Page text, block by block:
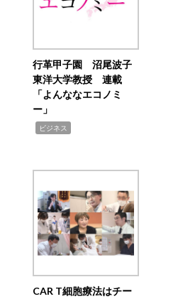
行革甲子園 沼尾波子
東洋大学教授 連載
「よんななエコノミ
ー」
ビジネス
CAR T細胞療法はチー